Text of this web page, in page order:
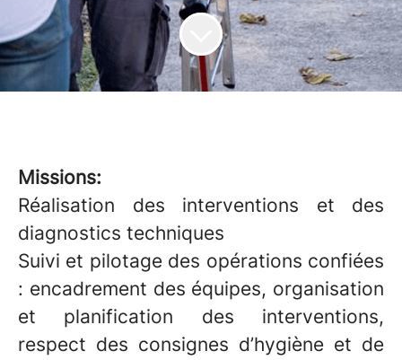
Missions:
Réalisation des interventions et des
diagnostics techniques
Suivi et pilotage des opérations confiées
: encadrement des équipes, organisation
et planification des interventions,
respect des consignes d’hygiène et de